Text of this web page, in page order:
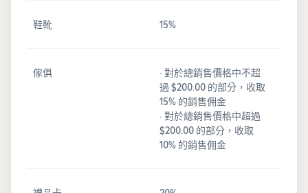
鞋靴 15%
傢俱
· 對於總銷售價格中不超
過 $200.00 的部分，收取
15% 的銷售佣金
· 對於總銷售價格中超過
$200.00 的部分，收取
10% 的銷售佣金